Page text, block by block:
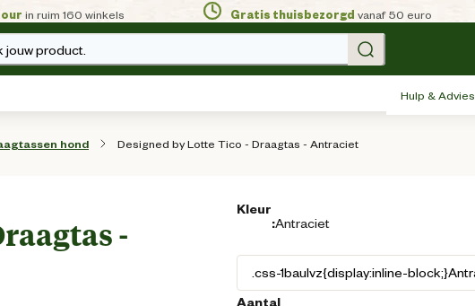
in ruim 160 winkels Gratis thuisbezorgd vanaf 50 euro
jouw product.
Hulp & Advies
hond Designed by Lotte Tico - Draagtas - Antraciet
-
Kleur
:Antraciet
Aantal